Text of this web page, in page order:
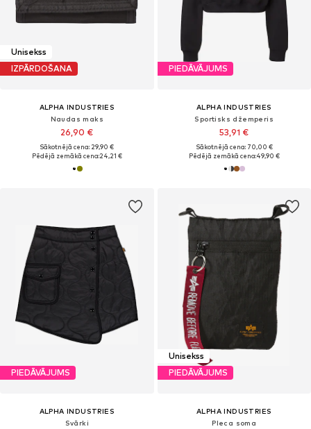
Unisekss
IZPĀRDOŠANA
ALPHA INDUSTRIES
Naudas maks
26,90 €
Sākotnējā cena: 29,90 €
Pēdējā zemākā cena:24,21 €
PIEDĀVĀJUMS
ALPHA INDUSTRIES
Sportisks džemperis
53,91 €
Sākotnējā cena: 70,00 €
Pēdējā zemākā cena:49,90 €
PIEDĀVĀJUMS
ALPHA INDUSTRIES
Svārki
Unisekss
PIEDĀVĀJUMS
ALPHA INDUSTRIES
Pleca soma